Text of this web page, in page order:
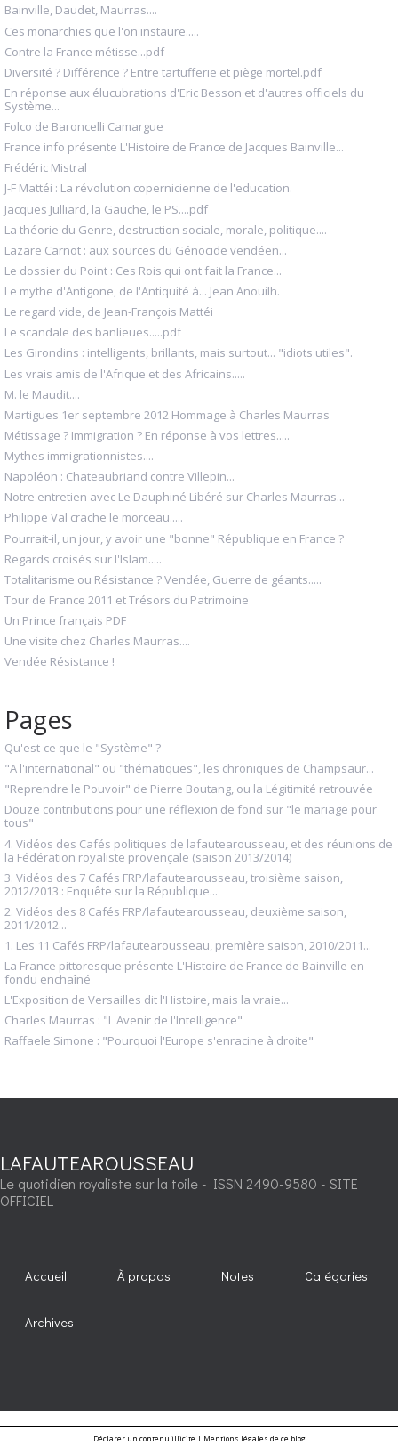
Bainville, Daudet, Maurras....
Ces monarchies que l'on instaure.....
Contre la France métisse...pdf
Diversité ? Différence ? Entre tartufferie et piège mortel.pdf
En réponse aux élucubrations d'Eric Besson et d'autres officiels du
Système...
Folco de Baroncelli Camargue
France info présente L'Histoire de France de Jacques Bainville...
Frédéric Mistral
J-F Mattéi : La révolution copernicienne de l'education.
Jacques Julliard, la Gauche, le PS....pdf
La théorie du Genre, destruction sociale, morale, politique....
Lazare Carnot : aux sources du Génocide vendéen...
Le dossier du Point : Ces Rois qui ont fait la France...
Le mythe d'Antigone, de l'Antiquité à... Jean Anouilh.
Le regard vide, de Jean-François Mattéi
Le scandale des banlieues.....pdf
Les Girondins : intelligents, brillants, mais surtout... "idiots utiles".
Les vrais amis de l'Afrique et des Africains.....
M. le Maudit....
Martigues 1er septembre 2012 Hommage à Charles Maurras
Métissage ? Immigration ? En réponse à vos lettres.....
Mythes immigrationnistes....
Napoléon : Chateaubriand contre Villepin...
Notre entretien avec Le Dauphiné Libéré sur Charles Maurras...
Philippe Val crache le morceau.....
Pourrait-il, un jour, y avoir une "bonne" République en France ?
Regards croisés sur l'Islam.....
Totalitarisme ou Résistance ? Vendée, Guerre de géants.....
Tour de France 2011 et Trésors du Patrimoine
Un Prince français PDF
Une visite chez Charles Maurras....
Vendée Résistance !
Pages
Qu'est-ce que le "Système" ?
"A l'international" ou "thématiques", les chroniques de Champsaur...
"Reprendre le Pouvoir" de Pierre Boutang, ou la Légitimité retrouvée
Douze contributions pour une réflexion de fond sur "le mariage pour
tous"
4. Vidéos des Cafés politiques de lafautearousseau, et des réunions de
la Fédération royaliste provençale (saison 2013/2014)
3. Vidéos des 7 Cafés FRP/lafautearousseau, troisième saison,
2012/2013 : Enquête sur la République...
2. Vidéos des 8 Cafés FRP/lafautearousseau, deuxième saison,
2011/2012...
1. Les 11 Cafés FRP/lafautearousseau, première saison, 2010/2011...
La France pittoresque présente L'Histoire de France de Bainville en
fondu enchaîné
L'Exposition de Versailles dit l'Histoire, mais la vraie...
Charles Maurras : "L'Avenir de l'Intelligence"
Raffaele Simone : "Pourquoi l'Europe s'enracine à droite"
LAFAUTEAROUSSEAU
Le quotidien royaliste sur la toile - ISSN 2490-9580 - SITE
OFFICIEL
Accueil À propos Notes Catégories
Archives
Déclarer un contenu illicite| Mentions légales de ce blog